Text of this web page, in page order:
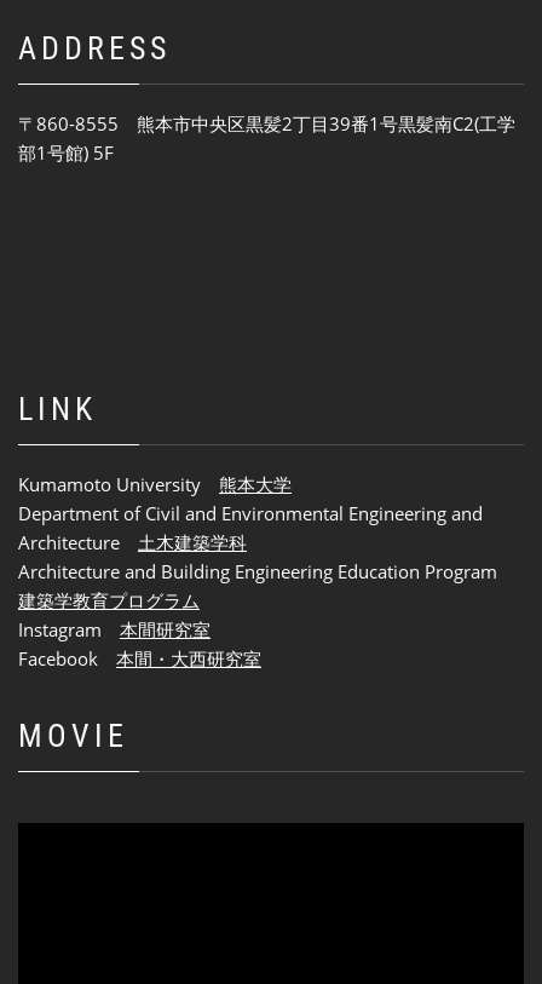
ADDRESS
〒860-8555 熊本市中央区黒髪2丁目39番1号黒髪南C2(工学
部1号館) 5F
LINK
Kumamoto University 熊本大学
Department of Civil and Environmental Engineering and
Architecture 土木建築学科
Architecture and Building Engineering Education Program
建築学教育プログラム
Instagram 本間研究室
Facebook 本間・大西研究室
MOVIE